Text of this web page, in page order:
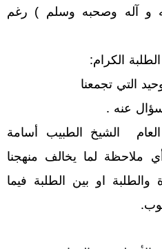
و آله وصحبه وسلم ) رغم
الكرام:
الشيخ الطبيب أسامة
ملاحظة لما يخالف منهجنا
والطلبة او بين الطلبة فيما